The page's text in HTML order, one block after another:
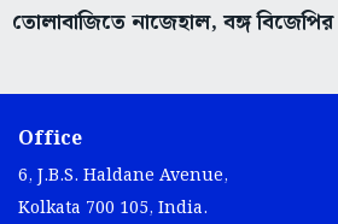
তোলাবাজিতে নাজেহাল, বঙ্গ
Office
6, J.B.S. Haldane Avenue,
Kolkata 700 105, India.